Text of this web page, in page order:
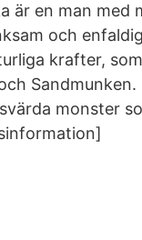
är en man med
och
krafter,
monster